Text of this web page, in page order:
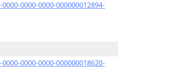
0000-0000-000000012894-
0000-0000-000000018620-